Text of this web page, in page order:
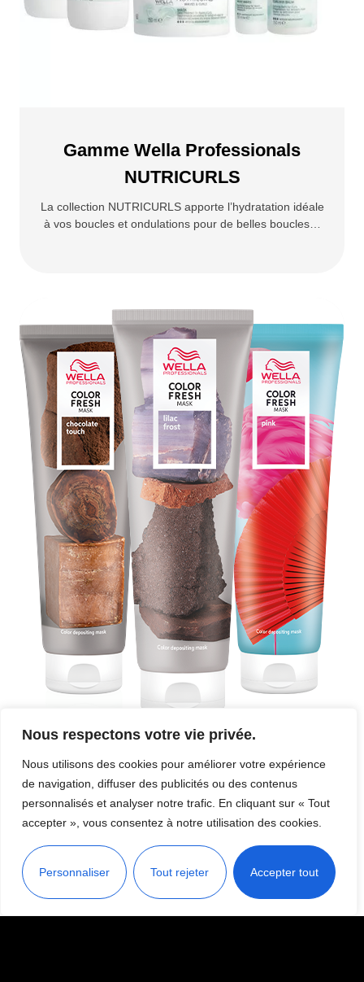
Nous respectons votre vie privée.
Nous utilisons des cookies pour améliorer votre expérience
de navigation, diffuser des publicités ou des contenus
personnalisés et analyser notre trafic. En cliquant sur « Tout
accepter », vous consentez à notre utilisation des cookies.
Personnaliser Tout rejeter Accepter tout
Gamme Wella Professionals
NUTRICURLS
La collection NUTRICURLS apporte l’hydratation idéale
à vos boucles et ondulations pour de belles boucles…
Gamme Wella Professionals
COLOR FRESH MASK
Wella Professionals, des masques pigmentés qui ont…